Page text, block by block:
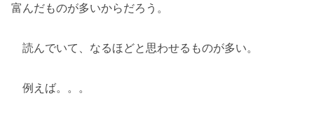
富んだものが多いからだろう。
読んでいて、なるほどと思わせるものが多い。
例えば。。。